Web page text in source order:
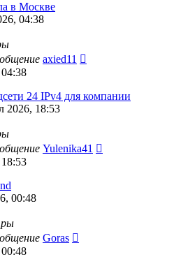
в Москве
04:38
axied11
24 IPv4 для компании
2026, 18:53
Yulenika41
00:48
Goras